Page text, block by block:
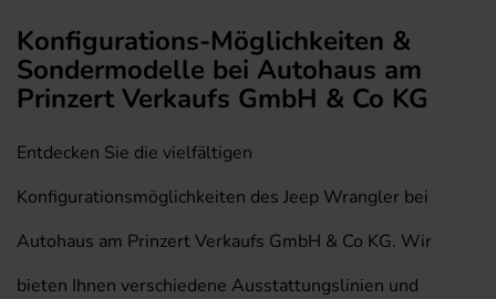
Konfigurations-Möglichkeiten &
Sondermodelle bei Autohaus am
Prinzert Verkaufs GmbH & Co KG
Entdecken Sie die vielfältigen
Konfigurationsmöglichkeiten des Jeep Wrangler bei
Autohaus am Prinzert Verkaufs GmbH & Co KG. Wir
bieten Ihnen verschiedene Ausstattungslinien und